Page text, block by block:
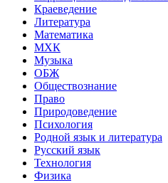
Краеведение
Литература
Математика
МХК
Музыка
ОБЖ
Обществознание
Право
Природоведение
Психология
Родной язык и литература
Русский язык
Технология
Физика